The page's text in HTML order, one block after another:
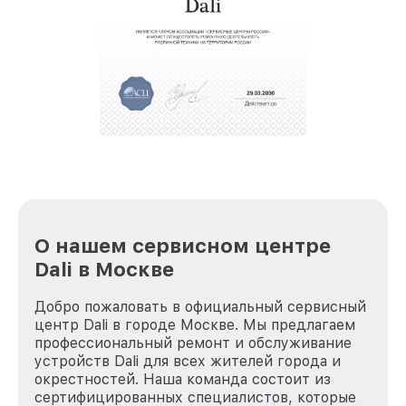
обеспечат доставку устройств в сервис в
За годы своей деятельности мы получали только
репутацию. Мы постоянно совершенствуемся и
стараемся каждый день делать наш сервис еще
О нашем сервисном центре
Dali в Москве
Добро пожаловать в официальный сервисный
центр Dali в городе Москве. Мы предлагаем
профессиональный ремонт и обслуживание
устройств Dali для всех жителей города и
окрестностей. Наша команда состоит из
сертифицированных специалистов, которые